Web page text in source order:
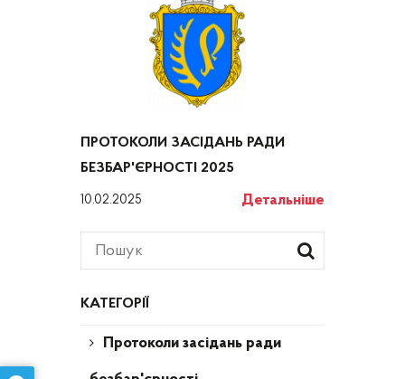
КАТЕГОРІЇ
Протоколи засідань ради
ПРОТОКОЛИ ЗАСІДАНЬ РАДИ
БЕЗБАР'ЄРНОСТІ 2025
10.02.2025 Детальніше